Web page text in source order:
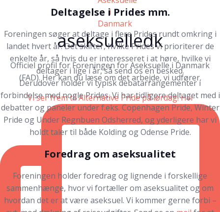
aseksuelledk
Officiel profil for Foreningen for Aseksuelle i Danmark
(FAD). Her kan du læse om det arbejde, vi udfører.
Vi ser frem til Alternative Pride på lørdag! Hvi
Deltagelse i Prides mm.
Foreningen søger at deltage i flere Prides rundt omkring i
landet hvert år. Det skifter, hvilke Prides vi prioriterer de
enkelte år, så hvis du er interesseret i at høre, hvilke vi
deltager i lige i år, så send os en besked.
Derudover holder vi typisk debatarrangementer i
forbindelse med nogle Prides. Vi har tidligere deltaget med i
debatter og paneler under f.eks. Copenhagen Pride, Winter
Pride og Under Regnbuen Odsherred, og yderligere har vi
holdt taler til både Kolding og Odense Pride.
Foredrag om aseksualitet
Foreningen holder foredrag og lignende i forskellige
sammenhænge, hvor vi fortæller om aseksualitet og om
hvordan det er at være aseksuel. Vi kommer gerne forbi –